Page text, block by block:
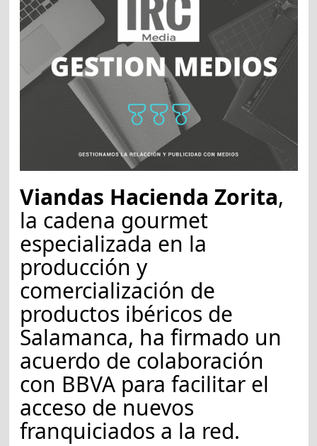
Viandas Hacienda Zorita,
la cadena gourmet
especializada en la
producción y
comercialización de
productos ibéricos de
Salamanca, ha firmado un
acuerdo de colaboración
con BBVA para facilitar el
acceso de nuevos
franquiciados a la red.